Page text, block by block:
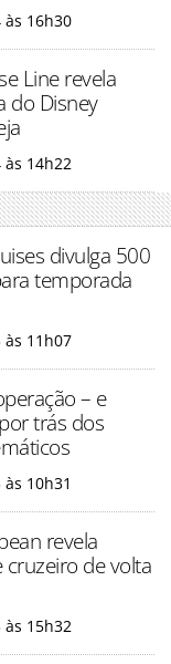
às 16h30
Line revela
do Disney
às 14h22
divulga 500
temporada
às 11h07
– e
trás dos
10h31
revela
cruzeiro de volta
às 15h32